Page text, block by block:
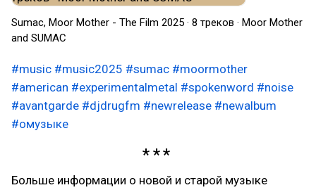
Sumac, Moor Mother - The Film 2025 · 8 треков · Moor Mother
and SUMAC
#music #music2025 #sumac #moormother
#american #experimentalmetal #spokenword #noise
#avantgarde #djdrugfm #newrelease #newalbum
#омузыке
Больше информации о новой и старой музыке